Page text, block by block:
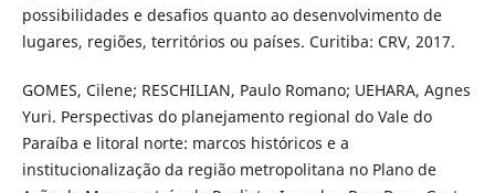
possibilidades e desafios quanto ao desenvolvimento de
lugares, regiões, territórios ou países. Curitiba: CRV, 2017.
GOMES, Cilene; RESCHILIAN, Paulo Romano; UEHARA, Agnes
Yuri. Perspectivas do planejamento regional do Vale do
Paraíba e litoral norte: marcos históricos e a
institucionalização da região metropolitana no Plano de